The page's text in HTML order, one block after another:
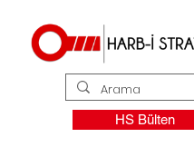
HS Bülten